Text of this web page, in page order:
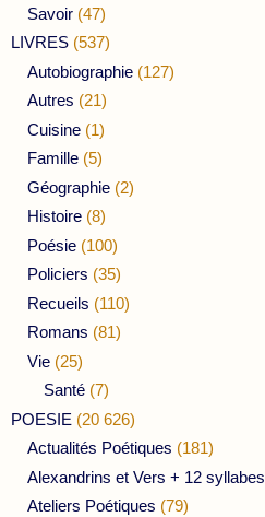
Savoir (47)
LIVRES (537)
Autobiographie (127)
Autres (21)
Cuisine (1)
Famille (5)
Géographie (2)
Histoire (8)
Poésie (100)
Policiers (35)
Recueils (110)
Romans (81)
Vie (25)
Santé (7)
POESIE (20 626)
Actualités Poétiques (181)
Alexandrins et Vers + 12 syllabes
Ateliers Poétiques (79)